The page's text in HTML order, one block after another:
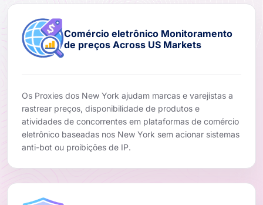
Comércio eletrônico Monitoramento
de preços Across US Markets
Os Proxies dos New York ajudam marcas e varejistas a
rastrear preços, disponibilidade de produtos e
atividades de concorrentes em plataformas de comércio
eletrônico baseadas nos New York sem acionar sistemas
anti-bot ou proibições de IP.